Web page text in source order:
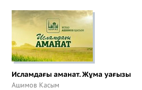
Исламдағы аманат. Жұма уағызы
Ашимов Касым